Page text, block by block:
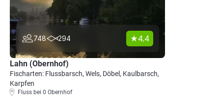
748 294 4.4
Lahn (Obernhof)
Fischarten: Flussbarsch, Wels, Döbel, Kaulbarsch,
Karpfen
Fluss bei 0 Obernhof